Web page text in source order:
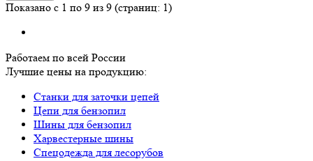
Показано с 1 по 9 из 9 (страниц: 1)
Работаем по всей России
Лучшие цены на продукцию:
Станки для заточки цепей
Цепи для бензопил
Шины для бензопил
Харвестерные шины
Спецодежда для лесорубов